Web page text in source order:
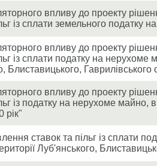
впливу до проекту
із сплати земельного податку
впливу до проекту
із сплати податку на нерухоме
Блиставицького, Гаврилівського
впливу до проекту
із податку на нерухоме майно,
рік"
ставок та пільг із сплати
Луб'янського,